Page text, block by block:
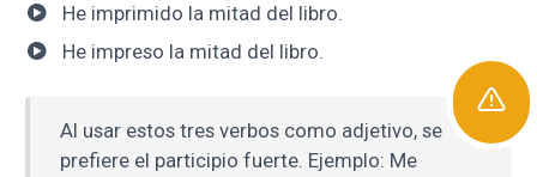
He imprimido la mitad del libro.
He impreso la mitad del libro.
Al usar estos tres verbos como adjetivo, se
prefiere el participio fuerte. Ejemplo: Me